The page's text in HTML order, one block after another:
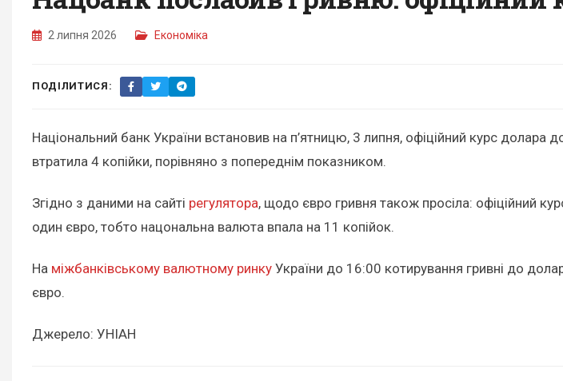
2 липня 2026 Економіка
ПОДІЛИТИСЯ:
Національний банк України встановив на п’ятницю, 3 липня, офіційний курс долара
втратила 4 копійки, порівняно з попереднім показником.
Згідно з даними на сайті регулятора, щодо євро гривня також просіла: офіційний
один євро, тобто нацональна валюта впала на 11 копійок.
На міжбанківському валютному ринку України до 16:00 котирування гривні до
євро.
Джерело: УНІАН